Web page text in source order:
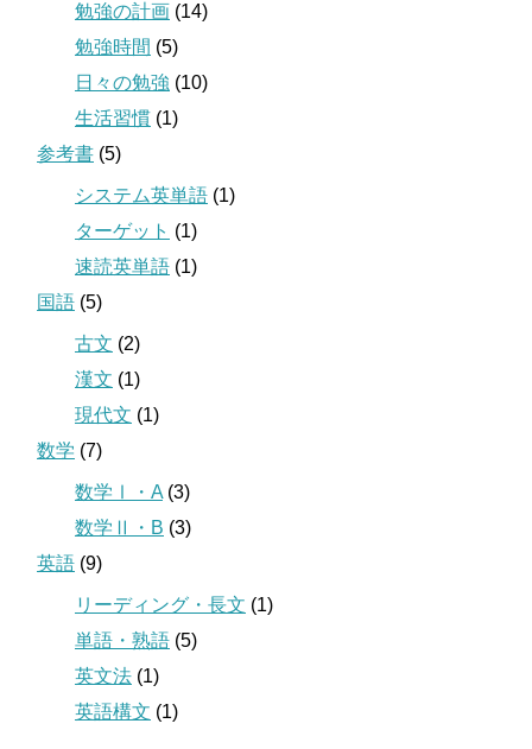
勉強の計画 (14)
勉強時間 (5)
日々の勉強 (10)
生活習慣 (1)
参考書 (5)
システム英単語 (1)
ターゲット (1)
速読英単語 (1)
国語 (5)
古文 (2)
漢文 (1)
現代文 (1)
数学 (7)
数学Ⅰ・A (3)
数学Ⅱ・B (3)
英語 (9)
リーディング・長文 (1)
単語・熟語 (5)
英文法 (1)
英語構文 (1)